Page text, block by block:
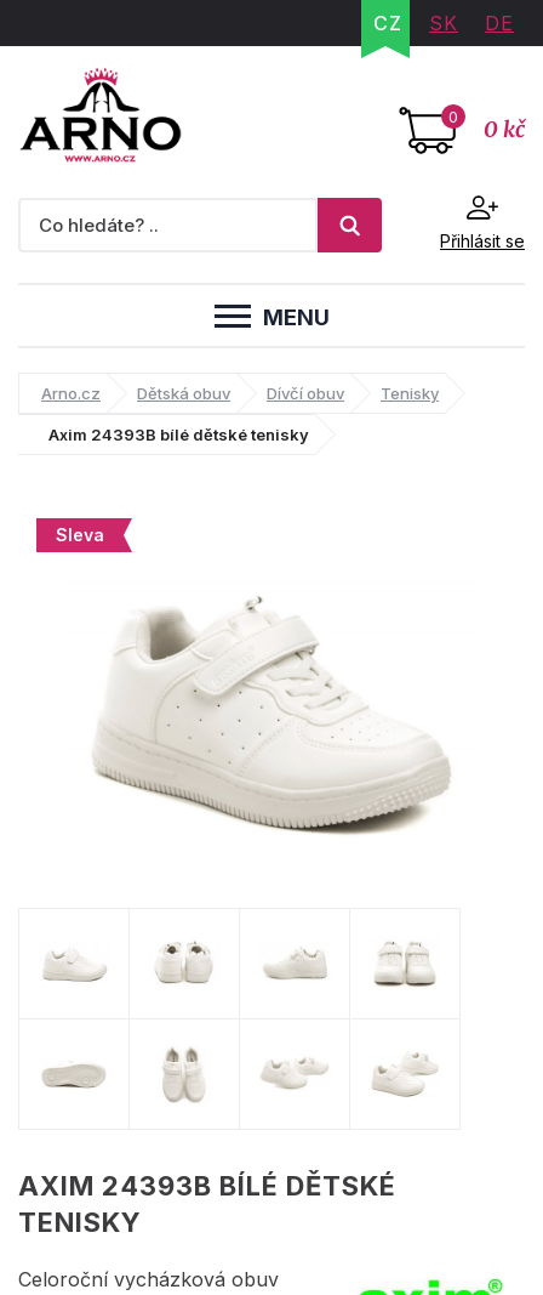
CZ SK DE
0 0 kč
Přihlásit se
MENU
Arno.cz Dětská obuv Dívčí obuv Tenisky
Axim 24393B bílé dětské tenisky
Sleva
AXIM 24393B BÍLÉ DĚTSKÉ
TENISKY
Celoroční vycházková obuv